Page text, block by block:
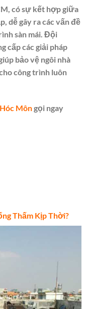
có sự kết hợp giữa
dễ gây ra các vấn đề
sàn mái. Đội
cấp các giải pháp
bảo vệ ngôi nhà
công trình luôn
Môngọi ngay
Thấm Kịp Thời?